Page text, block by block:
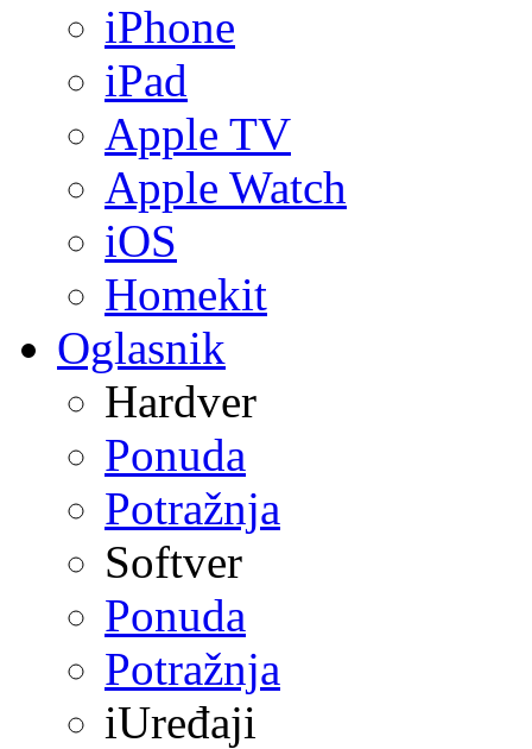
iPhone
iPad
Apple TV
Apple Watch
iOS
Homekit
Oglasnik
Hardver
Ponuda
Potražnja
Softver
Ponuda
Potražnja
iUređaji